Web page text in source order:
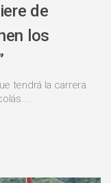
de
los
tendrá la carrera